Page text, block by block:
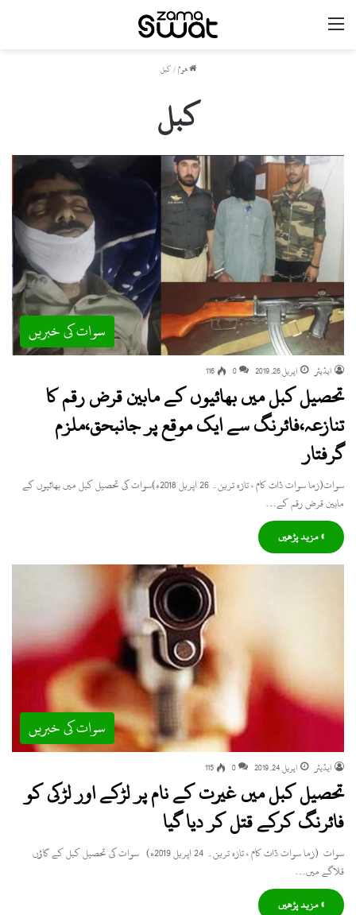
ھوم / کبل
کبل
سوات کی خبریں
ایڈیٹر اپریل 26, 2019 0
116
تحصیل کبل میں بھائیوں کے مابین قرض رقم کا
تنازعہ،فائرنگ سے ایک موقع پر جانبحق،ملزم
گرفتار
سوات(زما سوات ڈاٹ کام ، تازہ ترین۔ 26 اپریل 2018ء)سوات کی تحصیل کبل میں بھائیوں کے
مابین قرض رقم کے…
» مزید پڑھیں
سوات کی خبریں
ایڈیٹر اپریل 24, 2019 0
115
تحصیل کبل میں غیرت کے نام پر لڑکے اور لڑکی کو
فائرنگ کرکے قتل کر دیا گیا
سوات (زما سوات ڈاٹ کام ، تازہ ترین۔ 24 اپریل 2019ء) سوات کی تحصیل کبل کے گاؤں
قلاگے میں…
» مزید پڑھیں